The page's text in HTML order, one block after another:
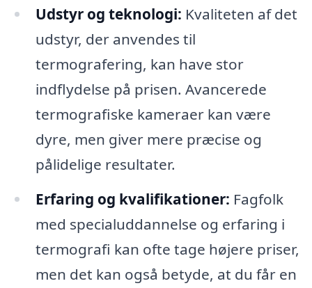
Udstyr og teknologi: Kvaliteten af det
udstyr, der anvendes til
termografering, kan have stor
indflydelse på prisen. Avancerede
termografiske kameraer kan være
dyre, men giver mere præcise og
pålidelige resultater.
Erfaring og kvalifikationer: Fagfolk
med specialuddannelse og erfaring i
termografi kan ofte tage højere priser,
men det kan også betyde, at du får en